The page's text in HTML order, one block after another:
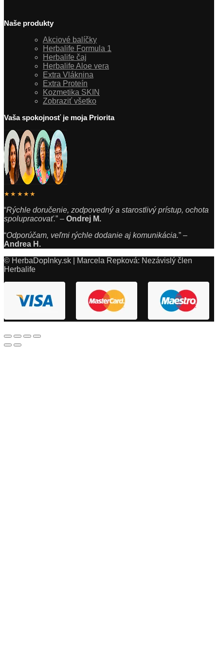
Naše produkty
Akciové balíčky
Herbalife Formula 1
Herbalife čaj
Herbalife Aloe vera
Extra Vláknina
Extra Proteín
Kozmetika SKIN
Zobraziť všetko
Vaša spokojnosť je moja Priorita
★★★★★
“Rýchle doručenie, zodpovedný a starostlivý prístup, ochota
spolupracovať.” – Ondrej M.
“Odporúčam, veľmi rýchle dodanie aj komunikácia.” –
Andrea H.
© HerbaDoplnky.sk | Marcela Repková: Nezávislý člen
Herbalife